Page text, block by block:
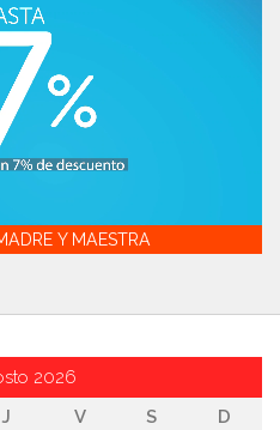
Y MAESTRA
2026
J V S
D